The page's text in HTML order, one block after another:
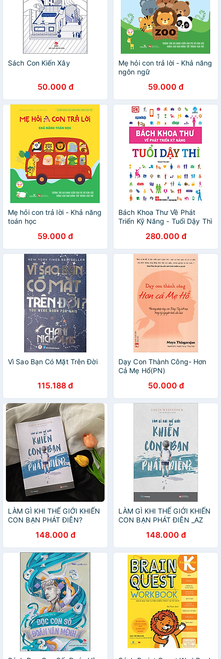
Sách Con Kiến Xây
50.000 đ
Mẹ hỏi con trả lời - Khả năng
ngôn ngữ
59.000 đ
Mẹ hỏi con trả lời - Khả năng
toán học
59.000 đ
Bách Khoa Thư Về Phát
Triển Kỹ Năng - Tuổi Dậy Thì
280.000 đ
Vì Sao Bạn Có Mặt Trên Đời
115.188 đ
Dạy Con Thành Công- Hơn
Cả Mẹ Hổ(PN)
50.000 đ
LÀM GÌ KHI THẾ GIỚI KHIẾN
CON BẠN PHÁT ĐIÊN?
148.000 đ
LÀM GÌ KHI THẾ GIỚI KHIẾN
CON BẠN PHÁT ĐIÊN _AZ
148.000 đ